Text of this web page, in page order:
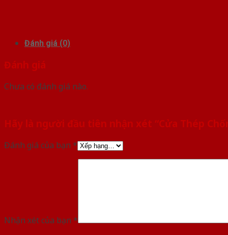
Đánh giá (0)
Đánh giá
Chưa có đánh giá nào.
Hãy là người đầu tiên nhận xét “Cửa Thép
Đánh giá của bạn *
Nhận xét của bạn *